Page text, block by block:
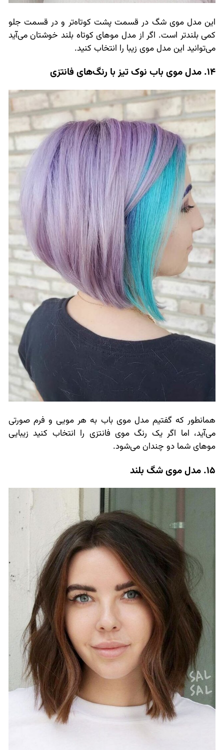
این مدل موی شگ در قسمت پشت کوتاه‌تر و در قسمت جلو
کمی بلندتر است. اگر از مدل موهای کوتاه بلند خوشتان می‌آید
می‌توانید این مدل موی زیبا را انتخاب کنید.
14. مدل موی باب نوک تیز با رنگ‌های فانتزی
همانطور که گفتیم مدل موی باب به هر مویی و فرم صورتی
می‌آید، اما اگر یک رنگ موی فانتزی را انتخاب کنید زیبایی
موهای شما دو چندان می‌شود.
15. مدل موی شگ بلند